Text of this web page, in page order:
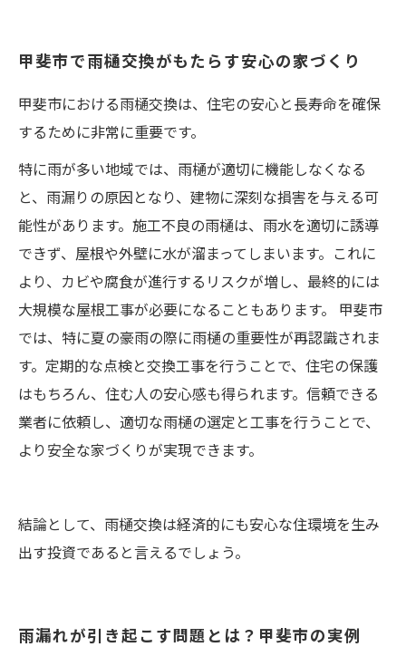
甲斐市で雨樋交換がもたらす安心の家づくり
甲斐市における雨樋交換は、住宅の安心と長寿命を確保
するために非常に重要です。
特に雨が多い地域では、雨樋が適切に機能しなくなる
と、雨漏りの原因となり、建物に深刻な損害を与える可
能性があります。施工不良の雨樋は、雨水を適切に誘導
できず、屋根や外壁に水が溜まってしまいます。これに
より、カビや腐食が進行するリスクが増し、最終的には
大規模な屋根工事が必要になることもあります。 甲斐市
では、特に夏の豪雨の際に雨樋の重要性が再認識されま
す。定期的な点検と交換工事を行うことで、住宅の保護
はもちろん、住む人の安心感も得られます。信頼できる
業者に依頼し、適切な雨樋の選定と工事を行うことで、
より安全な家づくりが実現できます。
結論として、雨樋交換は経済的にも安心な住環境を生み
出す投資であると言えるでしょう。
雨漏れが引き起こす問題とは？甲斐市の実例